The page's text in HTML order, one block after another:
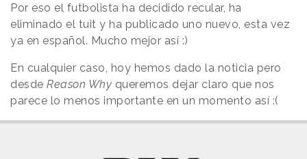
Por eso el futbolista ha decidido recular, ha
eliminado el tuit y ha publicado uno nuevo, esta vez
ya en español. Mucho mejor así :)
En cualquier caso, hoy hemos dado la noticia pero
desde Reason Why queremos dejar claro que nos
parece lo menos importante en un momento así :(